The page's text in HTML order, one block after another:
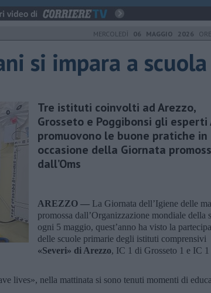
MERCOLEDÌ 06 MAGGIO 2026
si impara a scuola
Tre istituti coinvolti ad Arezzo,
Grosseto e Poggibonsi gli esperti
promuovono le buone pratiche in
occasione della Giornata
dall’Oms
AREZZO — La Giornata dell’Igiene delle
promossa dall’Organizzazione mondiale della
ogni 5 maggio, quest’anno ha visto la
delle scuole primarie degli istituti comprensivi
«Severi» di Arezzo, IC 1 di Grosseto 1 e IC 1
lives», nella mattinata si sono tenuti momenti di